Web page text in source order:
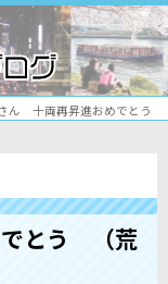
ん 十両再昇進おめでとう
とう （荒